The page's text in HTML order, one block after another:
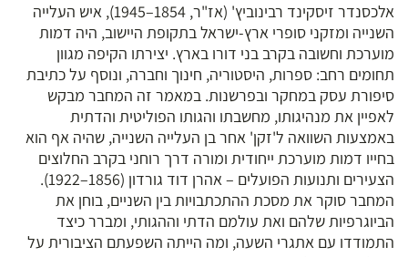
אלכסנדר זיסקינד רבינוביץ' (אז"ר, 1854–1945), איש העלייה
השנייה ומזקני סופרי ארץ-ישראל בתקופת היישוב, היה דמות
מוערכת וחשובה בקרב בני דורו בארץ. יצירתו הקיפה מגוון
תחומים רחב: ספרות, היסטוריה, חינוך וחברה, ונוסף על כתיבת
סיפורת עסק במחקר ובפרשנות. במאמר זה המחבר מבקש
לאפיין את מנהיגותו, מחשבתו והגותו הפוליטית והדתית
באמצעות השוואה ל'זקן' אחר בן העלייה השנייה, שהיה אף הוא
בחייו דמות מוערכת ייחודית ומורה דרך רוחני בקרב החלוצים
הצעירים ותנועות הפועלים – אהרן דוד גורדון (1856–1922).
המחבר סוקר את מסכת ההתכתבויות בין השניים, בוחן את
הביוגרפיות שלהם ואת עולמם הדתי וההגותי, ומברר כיצד
התמודדו עם אתגרי השעה, ומה הייתה השפעתם הציבורית על